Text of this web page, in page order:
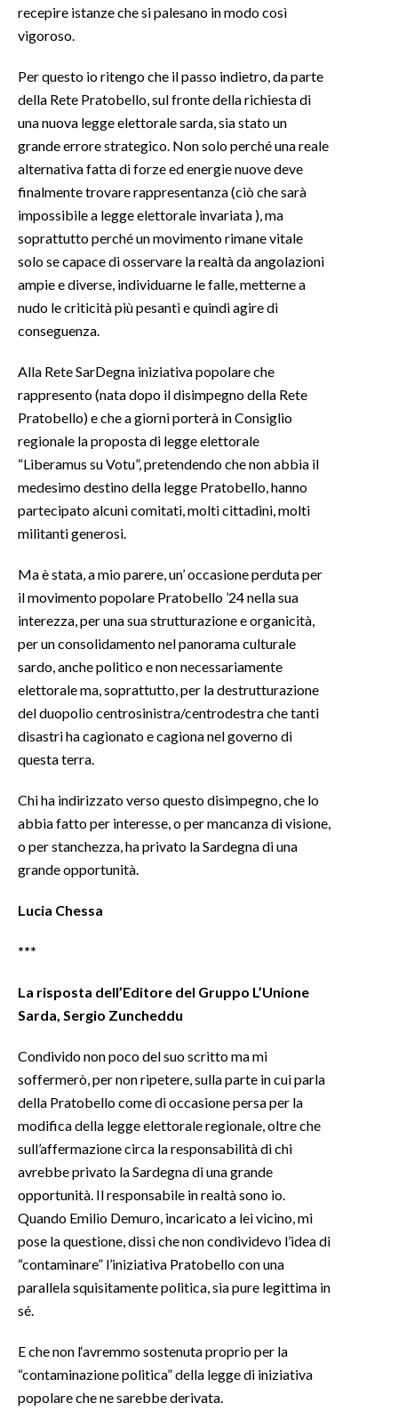
recepire istanze che si palesano in modo così
vigoroso.
Per questo io ritengo che il passo indietro, da parte
della Rete Pratobello, sul fronte della richiesta di
una nuova legge elettorale sarda, sia stato un
grande errore strategico. Non solo perché una reale
alternativa fatta di forze ed energie nuove deve
finalmente trovare rappresentanza (ciò che sarà
impossibile a legge elettorale invariata ), ma
soprattutto perché un movimento rimane vitale
solo se capace di osservare la realtà da angolazioni
ampie e diverse, individuarne le falle, metterne a
nudo le criticità più pesanti e quindi agire di
conseguenza.
Alla Rete SarDegna iniziativa popolare che
rappresento (nata dopo il disimpegno della Rete
Pratobello) e che a giorni porterà in Consiglio
regionale la proposta di legge elettorale
“Liberamus su Votu”, pretendendo che non abbia il
medesimo destino della legge Pratobello, hanno
partecipato alcuni comitati, molti cittadini, molti
militanti generosi.
Ma è stata, a mio parere, un’ occasione perduta per
il movimento popolare Pratobello ’24 nella sua
interezza, per una sua strutturazione e organicità,
per un consolidamento nel panorama culturale
sardo, anche politico e non necessariamente
elettorale ma, soprattutto, per la destrutturazione
del duopolio centrosinistra/centrodestra che tanti
disastri ha cagionato e cagiona nel governo di
questa terra.
Chi ha indirizzato verso questo disimpegno, che lo
abbia fatto per interesse, o per mancanza di visione,
o per stanchezza, ha privato la Sardegna di una
grande opportunità.
Lucia Chessa
***
La risposta dell’Editore del Gruppo L’Unione
Sarda, Sergio Zuncheddu
Condivido non poco del suo scritto ma mi
soffermerò, per non ripetere, sulla parte in cui parla
della Pratobello come di occasione persa per la
modifica della legge elettorale regionale, oltre che
sull’affermazione circa la responsabilità di chi
avrebbe privato la Sardegna di una grande
opportunità. Il responsabile in realtà sono io.
Quando Emilio Demuro, incaricato a lei vicino, mi
pose la questione, dissi che non condividevo l’idea di
“contaminare” l’iniziativa Pratobello con una
parallela squisitamente politica, sia pure legittima in
sé.
E che non l‘avremmo sostenuta proprio per la
“contaminazione politica” della legge di iniziativa
popolare che ne sarebbe derivata.